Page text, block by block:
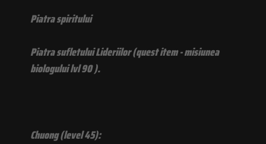
Piatra spiritului
Piatra sufletului Lideriilor (quest item - misiunea
biologului lvl 90 ).
Chuong (level 45):